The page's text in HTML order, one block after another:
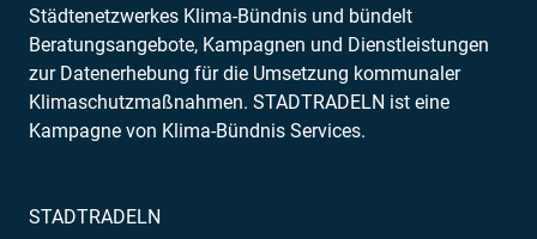
Städtenetzwerkes Klima-Bündnis und bündelt
Beratungsangebote, Kampagnen und Dienstleistungen
zur Datenerhebung für die Umsetzung kommunaler
Klimaschutzmaßnahmen. STADTRADELN ist eine
Kampagne von Klima-Bündnis Services.
STADTRADELN